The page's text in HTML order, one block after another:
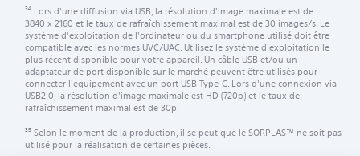
34 Lors d'une diffusion via USB, la résolution d'image maximale est de
3840 x 2160 et le taux de rafraîchissement maximal est de 30 images/s. Le
système d'exploitation de l'ordinateur ou du smartphone utilisé doit être
compatible avec les normes UVC/UAC. Utilisez le système d'exploitation le
plus récent disponible pour votre appareil. Un câble USB et/ou un
adaptateur de port disponible sur le marché peuvent être utilisés pour
connecter l'équipement avec un port USB Type-C. Lors d'une connexion via
USB2.0, la résolution d'image maximale est HD (720p) et le taux de
rafraîchissement maximal est de 30p.
35 Selon le moment de la production, il se peut que le SORPLAS™ ne soit pas
utilisé pour la réalisation de certaines pièces.